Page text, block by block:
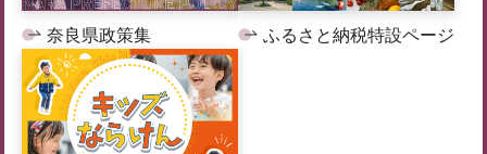
奈良県政策集 ふるさと納税特設ページ